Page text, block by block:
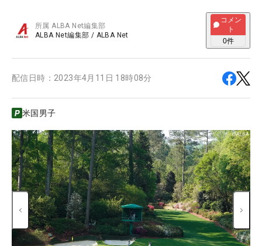
所属ALBA Net編集部
ALBA Net編集部 / ALBA Net
コメン
ト
0件
配信日時： 2023年4月11日 18時08分
米国男子